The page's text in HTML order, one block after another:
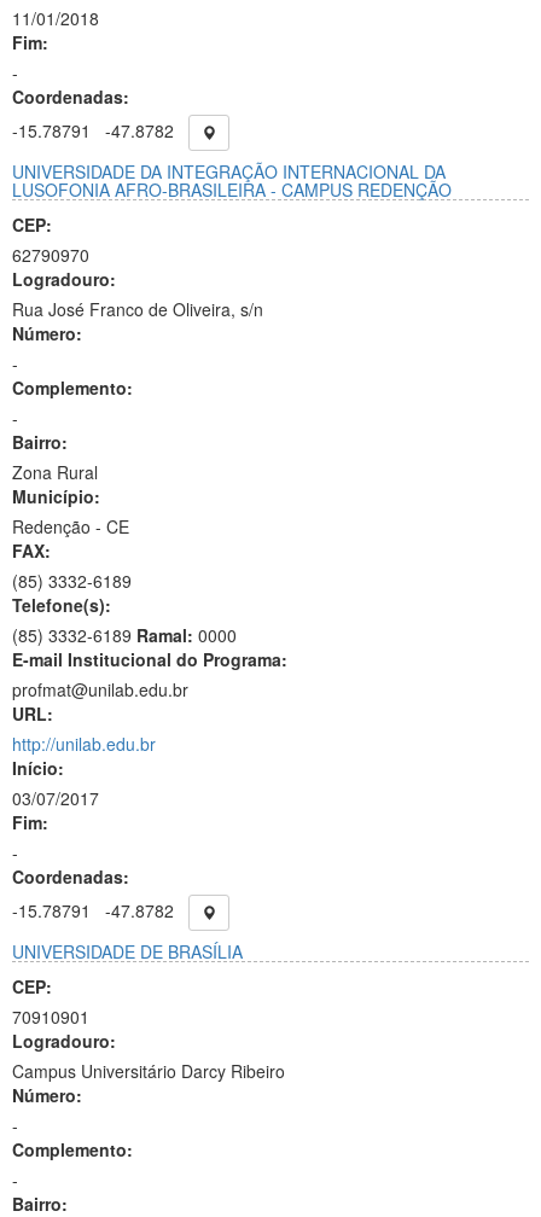
11/01/2018
Fim:
-
Coordenadas:
-15.78791
-47.8782
UNIVERSIDADE DA INTEGRAÇÃO INTERNACIONAL DA
LUSOFONIA AFRO-BRASILEIRA - CAMPUS REDENÇÃO
CEP:
62790970
Logradouro:
Rua José Franco de Oliveira, s/n
Número:
-
Complemento:
-
Bairro:
Zona Rural
Município:
Redenção - CE
FAX:
(85) 3332-6189
Telefone(s):
(85) 3332-6189 Ramal: 0000
E-mail Institucional do Programa:
profmat@unilab.edu.br
URL:
http://unilab.edu.br
Início:
03/07/2017
Fim:
-
Coordenadas:
-15.78791
-47.8782
UNIVERSIDADE DE BRASÍLIA
CEP:
70910901
Logradouro:
Campus Universitário Darcy Ribeiro
Número:
-
Complemento:
-
Bairro: